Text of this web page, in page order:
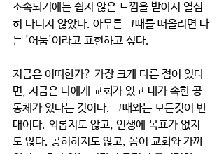
소속되기에는 쉽지 않은 느낌을 받아서 열심
히 다니지 않았다. 아무튼 그때를 떠올리면 나
는 '어둠'이라고 표현하고 싶다.
지금은 어떠한가? 가장 크게 다른 점이 있다
면, 지금은 나에게 교회가 있고 내가 속한 공
동체가 있다는 것이다. 그때와는 모든것이 반
대이다. 외롭지도 않고, 인생에 목표가 없지
도 않다. 공허하지도 않고, 몸이 교회와 가까